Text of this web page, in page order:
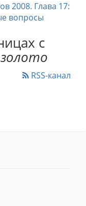
2008. Глава 17:
вопросы
с
RSS-канал